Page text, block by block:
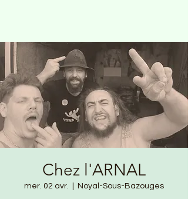
Chez l'ARNAL
mer. 02 avr. Noyal-Sous-Bazouges